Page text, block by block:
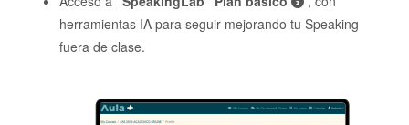
herramientas IA para seguir mejorando tu Speaking
fuera de clase.